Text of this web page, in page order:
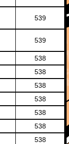
539
539
538
538
538
538
538
538
538